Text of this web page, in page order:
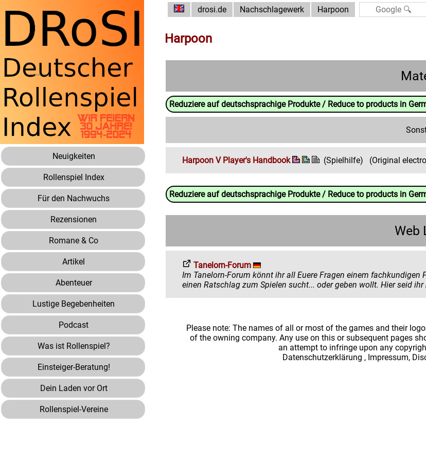
Neuigkeiten
Rollenspiel Index
Für den Nachwuchs
Rezensionen
Romane & Co
Artikel
Abenteuer
Lustige Begebenheiten
Podcast
Was ist Rollenspiel?
Einsteiger-Beratung!
Dein Laden vor Ort
Rollenspiel-Vereine
drosi.de Nachschlagewerk Harpoon
Harpoon
Reduziere auf deutschsprachige Produkte / Reduce to products in
Harpoon V Player's Handbook (Spielhilfe) (Original
Reduziere auf deutschsprachige Produkte / Reduce to products in
Web
Tanelorn-Forum
Im Tanelorn-Forum könnt ihr all Euere Fragen einem fachkundigen Publikum stellen. Egal ob ihr
Please note: The names of all or most of the games and their
of the owning company. Any use on this or subsequent pages
an attempt to infringe upon any
Datenschutzerklärung , Impressum,